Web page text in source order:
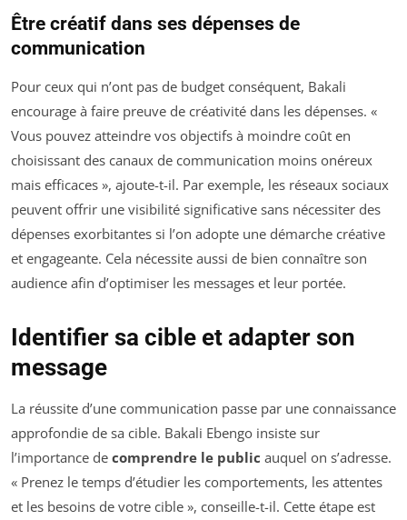
Être créatif dans ses dépenses de
communication
Pour ceux qui n’ont pas de budget conséquent, Bakali
encourage à faire preuve de créativité dans les dépenses. «
Vous pouvez atteindre vos objectifs à moindre coût en
choisissant des canaux de communication moins onéreux
mais efficaces », ajoute-t-il. Par exemple, les réseaux sociaux
peuvent offrir une visibilité significative sans nécessiter des
dépenses exorbitantes si l’on adopte une démarche créative
et engageante. Cela nécessite aussi de bien connaître son
audience afin d’optimiser les messages et leur portée.
Identifier sa cible et adapter son
message
La réussite d’une communication passe par une connaissance
approfondie de sa cible. Bakali Ebengo insiste sur
l’importance de comprendre le public auquel on s’adresse.
« Prenez le temps d’étudier les comportements, les attentes
et les besoins de votre cible », conseille-t-il. Cette étape est